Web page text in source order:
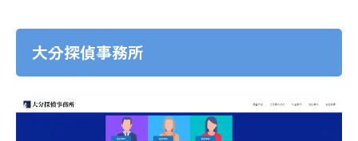
大分探偵事務所